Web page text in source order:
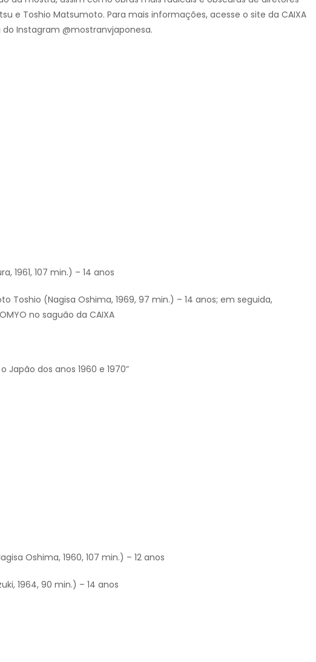
e Toshio Matsumoto. Para mais informações, acesse o site da CAIXA
Instagram @mostranvjaponesa.
1961, 107 min.) – 14 anos
Toshio (Nagisa Oshima, 1969, 97 min.) – 14 anos; em seguida,
no saguão da CAIXA
Japão dos anos 1960 e 1970”
Oshima, 1960, 107 min.) – 12 anos
1964, 90 min.) – 14 anos